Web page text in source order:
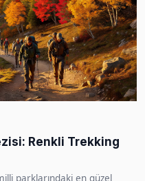
Renkli Trekking
parklarındaki en güzel